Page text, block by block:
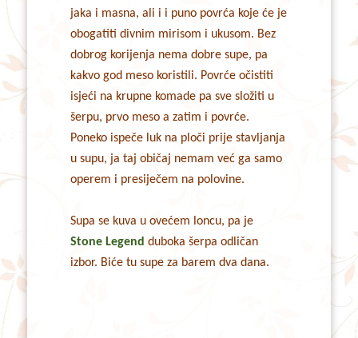
jaka i masna, ali i i puno povrća koje će je
obogatiti divnim mirisom i ukusom. Bez
dobrog korijenja nema dobre supe, pa
kakvo god meso koristili. Povrće očistiti
isjeći na krupne komade pa sve složiti u
šerpu, prvo meso a zatim i povrće.
Poneko ispeče luk na ploči prije stavljanja
u supu, ja taj običaj nemam već ga samo
operem i presiječem na polovine.
Supa se kuva u ovećem loncu, pa je
Stone Legend duboka šerpa odličan
izbor. Biće tu supe za barem dva dana.